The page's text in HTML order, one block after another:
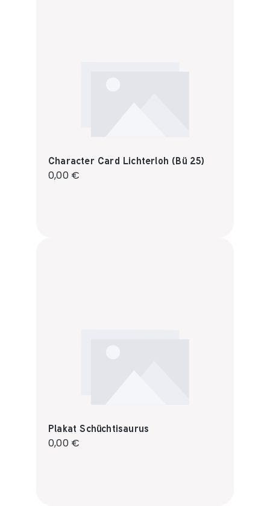
Character Card Lichterloh (Bü 25)
Regulärer Preis:
0,00 €
Plakat Schüchtisaurus
Regulärer Preis:
0,00 €